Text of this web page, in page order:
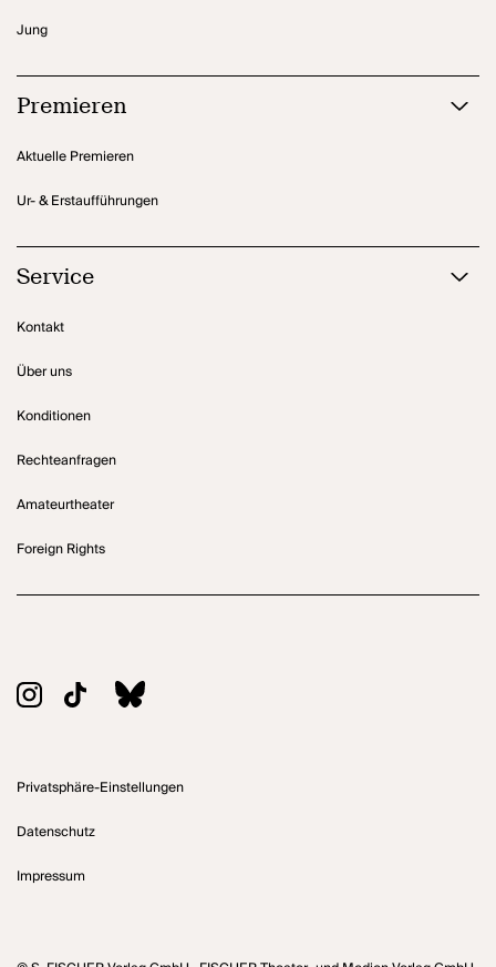
Jung
Premieren
Aktuelle Premieren
Ur- & Erstaufführungen
Service
Kontakt
Über uns
Konditionen
Rechteanfragen
Amateurtheater
Foreign Rights
Privatsphäre-Einstellungen
Datenschutz
Impressum